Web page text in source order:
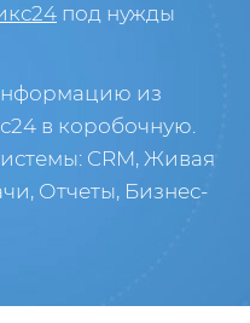
под нужды
из
в коробочную.
CRM, Живая
Отчеты, Бизнес-